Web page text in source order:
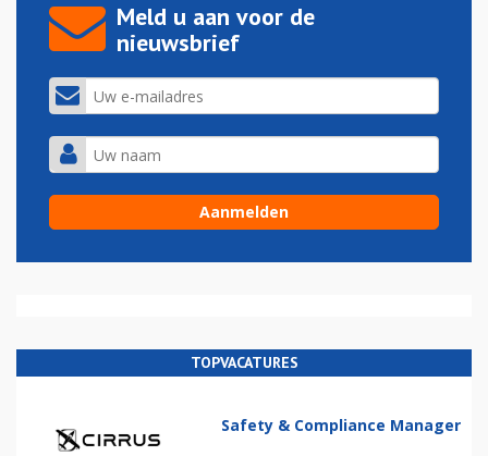
Meld u aan voor de
nieuwsbrief
TOPVACATURES
Safety & Compliance Manager